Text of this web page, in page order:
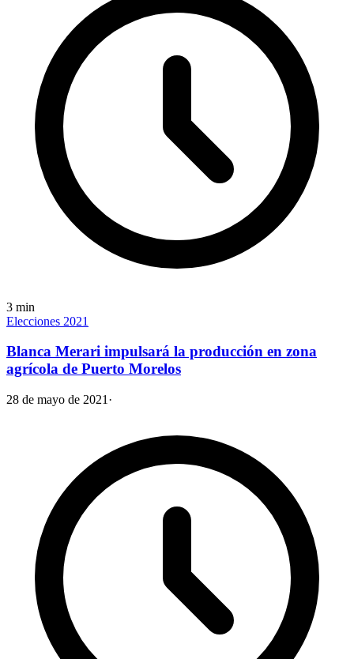
3 min
Elecciones 2021
Blanca Merari impulsará la producción en zona
agrícola de Puerto Morelos
28 de mayo de 2021 ·